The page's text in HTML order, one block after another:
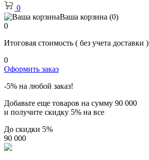
0
Ваша корзина (0)
0
Итоговая стоимость ( без учета доставки )
0
Оформить заказ
-5% на любой заказ!
Добавьте еще товаров на сумму 90 000
и получите скидку 5% на все
До скидки 5%
90 000